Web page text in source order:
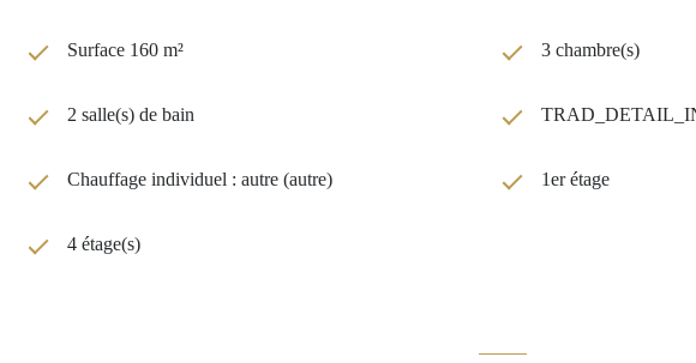
Surface 160 m² 3 chambre(s)
2 salle(s) de bain
Chauffage individuel : autre (autre) 1er étage
4 étage(s)